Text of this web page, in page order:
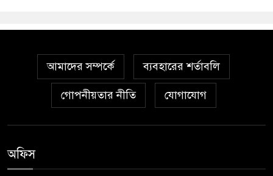
আমাদের সম্পর্কে ব্যবহারের শর্তাবলি
গোপনীয়তার নীতি যোগাযোগ
অফিস